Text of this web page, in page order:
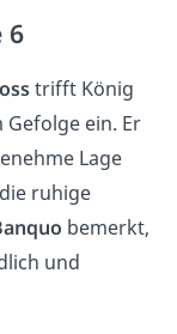
6
trifft König
ein. Er
Lage
die ruhige
bemerkt,
und